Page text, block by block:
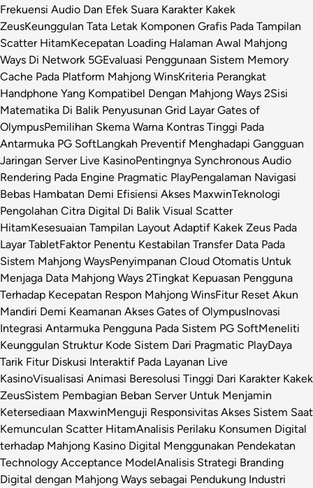
Frekuensi Audio Dan Efek Suara Karakter Kakek
ZeusKeunggulan Tata Letak Komponen Grafis Pada Tampilan
Scatter HitamKecepatan Loading Halaman Awal Mahjong
Ways Di Network 5GEvaluasi Penggunaan Sistem Memory
Cache Pada Platform Mahjong WinsKriteria Perangkat
Handphone Yang Kompatibel Dengan Mahjong Ways 2Sisi
Matematika Di Balik Penyusunan Grid Layar Gates of
OlympusPemilihan Skema Warna Kontras Tinggi Pada
Antarmuka PG SoftLangkah Preventif Menghadapi Gangguan
Jaringan Server Live KasinoPentingnya Synchronous Audio
Rendering Pada Engine Pragmatic PlayPengalaman Navigasi
Bebas Hambatan Demi Efisiensi Akses MaxwinTeknologi
Pengolahan Citra Digital Di Balik Visual Scatter
HitamKesesuaian Tampilan Layout Adaptif Kakek Zeus Pada
Layar TabletFaktor Penentu Kestabilan Transfer Data Pada
Sistem Mahjong WaysPenyimpanan Cloud Otomatis Untuk
Menjaga Data Mahjong Ways 2Tingkat Kepuasan Pengguna
Terhadap Kecepatan Respon Mahjong WinsFitur Reset Akun
Mandiri Demi Keamanan Akses Gates of OlympusInovasi
Integrasi Antarmuka Pengguna Pada Sistem PG SoftMeneliti
Keunggulan Struktur Kode Sistem Dari Pragmatic PlayDaya
Tarik Fitur Diskusi Interaktif Pada Layanan Live
KasinoVisualisasi Animasi Beresolusi Tinggi Dari Karakter Kakek
ZeusSistem Pembagian Beban Server Untuk Menjamin
Ketersediaan MaxwinMenguji Responsivitas Akses Sistem Saat
Kemunculan Scatter HitamAnalisis Perilaku Konsumen Digital
terhadap Mahjong Kasino Digital Menggunakan Pendekatan
Technology Acceptance ModelAnalisis Strategi Branding
Digital dengan Mahjong Ways sebagai Pendukung Industri